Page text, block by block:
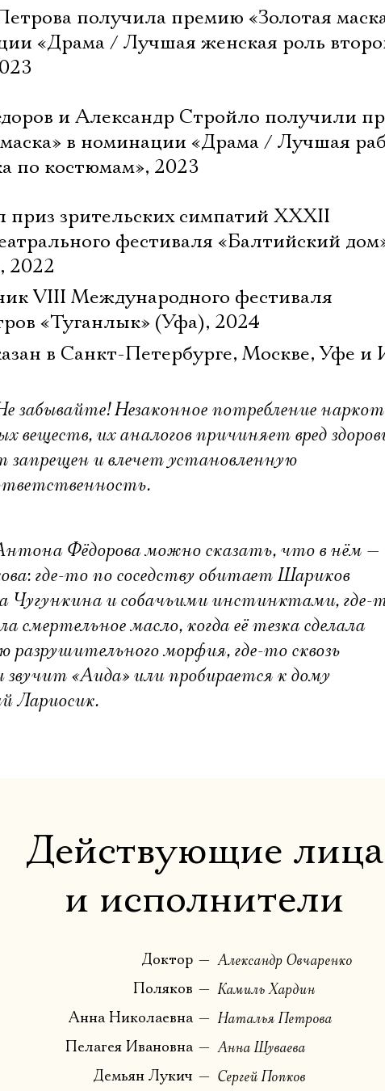
получила премию «Золотая
«Драма / Лучшая женская роль
и Александр Стройло получили
в номинации «Драма / Лучшая
по костюмам», 2023
приз зрительских симпатий XXXII
фестиваля «Балтийский
2022
VIII Международного фестиваля
«Туганлык» (Уфа), 2024
в Санкт-Петербурге, Москве, Уфе и
забывайте! Незаконное потребление
веществ, их аналогов причиняет вред
запрещен и влечет установленную
Фёдорова можно сказать, что в нём —
где-то по соседству обитает Шариков
Чугункина и собачьими инстинктами, где-
смертельное масло, когда её тезка сделала
разрушительного морфия, где-то сквозь
звучит «Аида» или пробирается к дому
Лариосик.
Действующие лица
и исполнители
Доктор Александр Овчаренко
Поляков Камиль Хардин
Анна Николаевна Наталья Петрова
Пелагея Ивановна Анна Шуваева
Демьян Лукич Сергей Попков
Ознакомиться